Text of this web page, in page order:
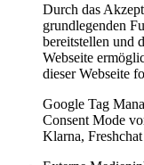
Durch das
grundlegenden
bereitstellen und
Webseite
dieser Webseite
Google Tag
Consent Mode
Klarna, Freshchat